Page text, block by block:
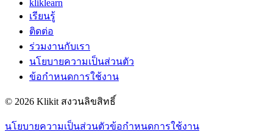
kliklearn
เรียนรู้
ติดต่อ
ร่วมงานกับเรา
นโยบายความเป็นส่วนตัว
ข้อกำหนดการใช้งาน
© 2026 Klikit สงวนลิขสิทธิ์
นโยบายความเป็นส่วนตัวข้อกำหนดการใช้งาน